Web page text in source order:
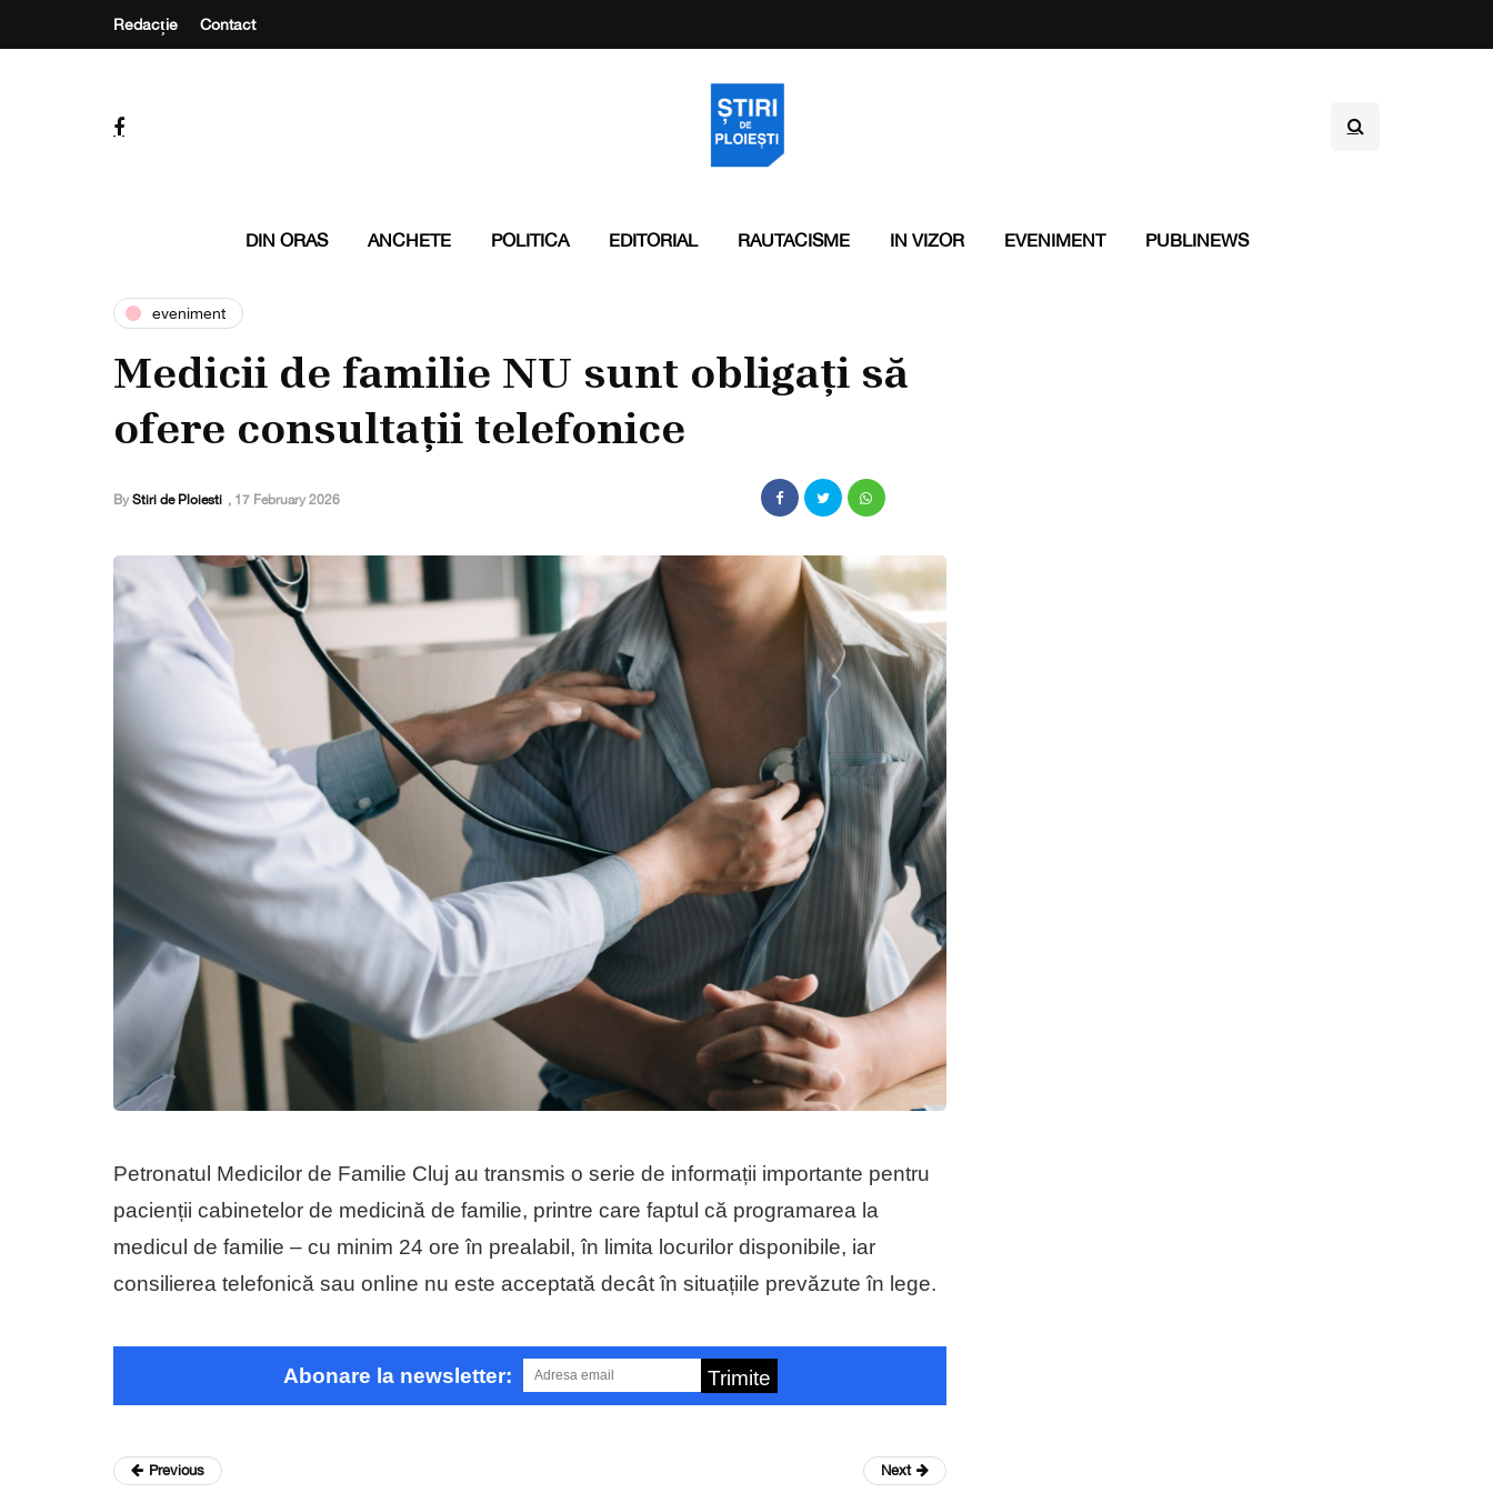
Redacție Contact
DIN ORAS ANCHETE POLITICA EDITORIAL RAUTACISME IN VIZOR EVENIMENT PUBLINEWS
eveniment
Medicii de familie NU sunt obligați să
ofere consultații telefonice
By Stiri de Ploiesti , 17 February 2026
Petronatul Medicilor de Familie Cluj au transmis o serie de informații importante pentru
pacienții cabinetelor de medicină de familie, printre care faptul că programarea la
medicul de familie – cu minim 24 ore în prealabil, în limita locurilor disponibile, iar
consilierea telefonică sau online nu este acceptată decât în situațiile prevăzute în lege.
Abonare la newsletter: Trimite
Previous Next